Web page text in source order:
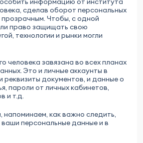
сделав оборот персональных
Чтобы, с одной
право защищать свою
технологии и рынки могли
человека завязана во всех планах
Это и личные аккаунты в
реквизиты документов, и данные о
пароли от личных кабинетов,
и т.д.
напоминаем, как важно следить,
персональные данные и в